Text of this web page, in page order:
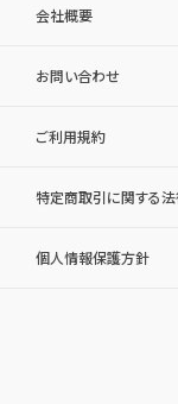
会社概要
お問い合わせ
ご利用規約
特定商取引に関する
個人情報保護方針